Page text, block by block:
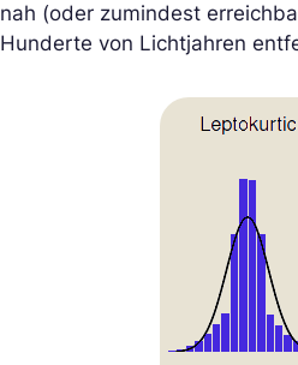
nah (oder zumindest
Hunderte von Lichtjahren